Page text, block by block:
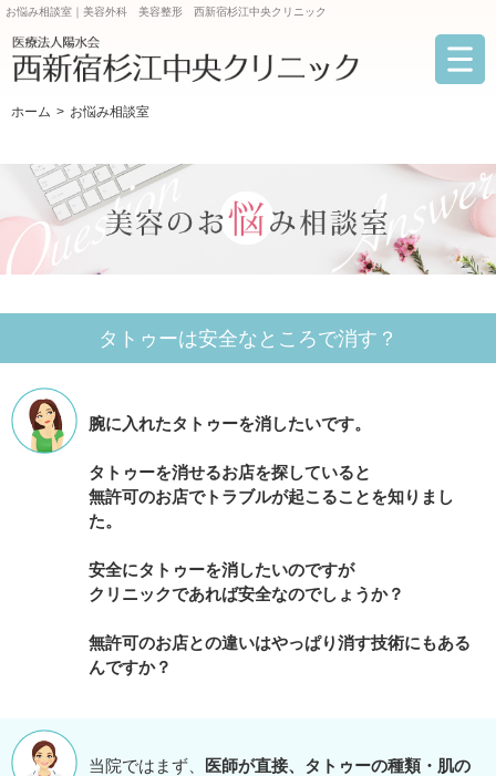
お悩み相談室｜美容外科 美容整形 西新宿杉江中央クリニック
ホーム お悩み相談室
タトゥーは安全なところで消す？
腕に入れたタトゥーを消したいです。
タトゥーを消せるお店を探していると
無許可のお店でトラブルが起こることを知りまし
た。
安全にタトゥーを消したいのですが
クリニックであれば安全なのでしょうか？
無許可のお店との違いはやっぱり消す技術にもある
んですか？
当院ではまず、
医師が直接、タトゥーの種類・肌の